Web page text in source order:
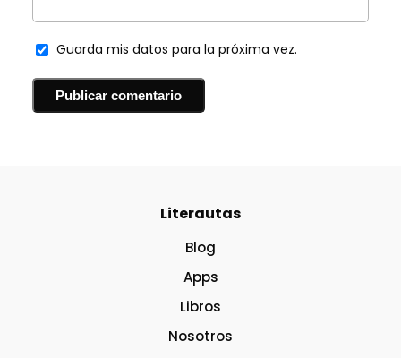
Guarda mis datos para la próxima vez.
Literautas
Blog
Apps
Libros
Nosotros